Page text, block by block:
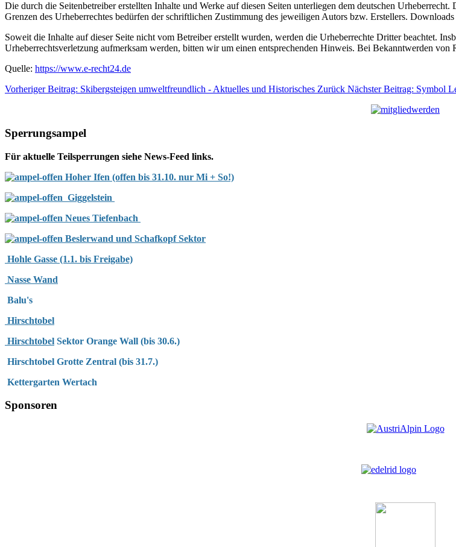
Die durch die Seitenbetreiber erstellten Inhalte und Werke auf diesen Seiten unterliegen dem deutschen
Grenzen des Urheberrechtes bedürfen der schriftlichen Zustimmung des jeweiligen Autors bzw. Erstellers.
Soweit die Inhalte auf dieser Seite nicht vom Betreiber erstellt wurden, werden die Urheberrechte Dritter beachtet.
Urheberrechtsverletzung aufmerksam werden, bitten wir um einen entsprechenden Hinweis. Bei Bekanntwerden
Quelle: https://www.e-recht24.de
Vorheriger Beitrag: Skibergsteigen umweltfreundlich - Aktuelles und Historisches Zurück Nächster Beitrag: Symbol
Sperrungsampel
Für aktuelle Teilsperrungen siehe News-Feed links.
Hoher Ifen (offen bis 31.10. nur Mi + So!)
Giggelstein
Neues Tiefenbach
Beslerwand und Schafkopf Sektor
Hohle Gasse (1.1. bis Freigabe)
Nasse Wand
Balu's
Hirschtobel
Hirschtobel Sektor Orange Wall (bis 30.6.)
Hirschtobel Grotte Zentral (bis 31.7.)
Kettergarten Wertach
Sponsoren